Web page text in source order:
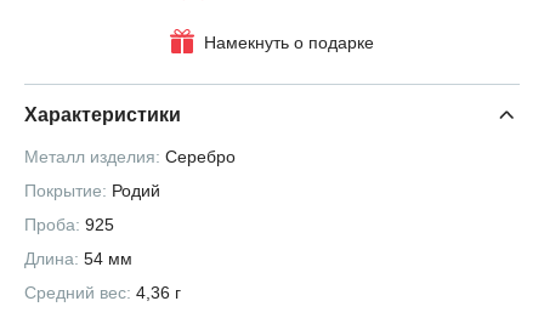
Намекнуть о подарке
Характеристики
Металл изделия: Серебро
Покрытие: Родий
Проба: 925
Длина: 54 мм
Средний вес: 4,36 г